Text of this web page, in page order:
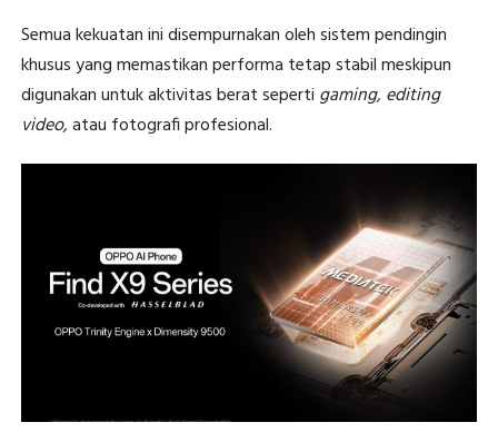
Semua kekuatan ini disempurnakan oleh sistem pendingin
khusus yang memastikan performa tetap stabil meskipun
digunakan untuk aktivitas berat seperti gaming, editing
video,atau fotografi profesional.